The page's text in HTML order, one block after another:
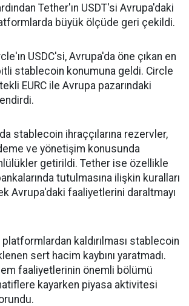
Tether'ın USDT'si Avrupa'daki
büyük ölçüde geri çekildi.
USDC'si, Avrupa'da öne çıkan en
stablecoin konumuna geldi. Circle
EURC ile Avrupa pazarındaki
stablecoin ihraççılarına rezervler,
ve yönetişim konusunda
getirildi. Tether ise özellikle
tutulmasına ilişkin kuralları
Avrupa'daki faaliyetlerini daraltmayı
kaldırılması stablecoin
sert hacim kaybını yaratmadı.
faaliyetlerinin önemli bölümü
kayarken piyasa aktivitesi